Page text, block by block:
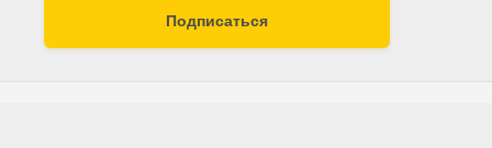
Подписаться